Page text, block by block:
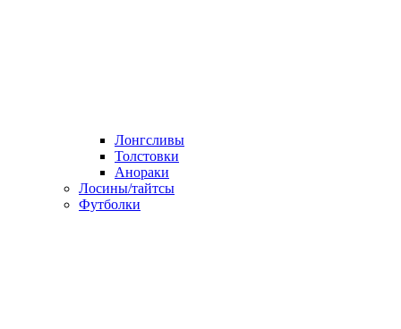
Лонгсливы
Толстовки
Анораки
Лосины/тайтсы
Футболки